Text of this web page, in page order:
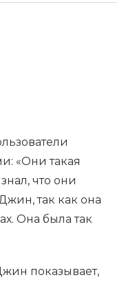
«Они такая
что они
так как она
Она была так
показывает,